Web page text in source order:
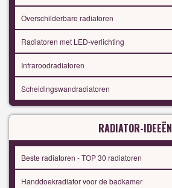
Overschilderbare radiatoren
Radiatoren met LED-verlichting
Infraroodradiatoren
Scheidingswandradiatoren
RADIATOR-IDEEËN
Beste radiatoren - TOP 30 radiatoren
Handdoekradiator voor de badkamer